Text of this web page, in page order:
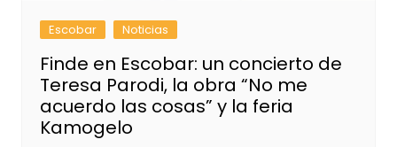
Escobar Noticias
Finde en Escobar: un concierto de
Teresa Parodi, la obra “No me
acuerdo las cosas” y la feria
Kamogelo